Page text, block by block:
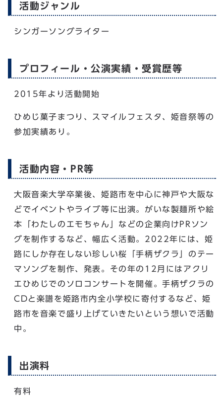
活動ジャンル
シンガーソングライター
プロフィール・公演実績・受賞歴等
2015年より活動開始
ひめじ菓子まつり、スマイルフェスタ、姫音祭等の
参加実績あり。
活動内容・PR等
大阪音楽大学卒業後、姫路市を中心に神戸や大阪な
どでイベントやライブ等に出演。がいな製麺所や絵
本「わたしのエモちゃん」などの企業向けPRソン
グを制作するなど、幅広く活動。2022年には、姫
路にしか存在しない珍しい桜「手柄ザクラ」のテー
マソングを制作、発表。その年の12月にはアクリ
エひめじでのソロコンサートを開催。手柄ザクラの
CDと楽譜を姫路市内全小学校に寄付するなど、姫
路市を音楽で盛り上げていきたいという想いで活動
中。
出演料
有料